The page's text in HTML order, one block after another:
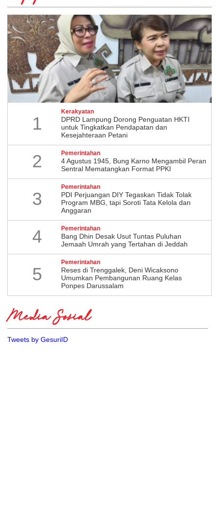
1
Kerakyatan
DPRD Lampung Dorong Penguatan HKTI
untuk Tingkatkan Pendapatan dan
Kesejahteraan Petani
2 Pemerintahan
4 Agustus 1945, Bung Karno Mengambil Peran
Sentral Mematangkan Format PPKI
3
Pemerintahan
PDI Perjuangan DIY Tegaskan Tidak Tolak
Program MBG, tapi Soroti Tata Kelola dan
Anggaran
4 Pemerintahan
Bang Dhin Desak Usut Tuntas Puluhan
Jemaah Umrah yang Tertahan di Jeddah
5
Pemerintahan
​Reses di Trenggalek, Deni Wicaksono
Umumkan Pembangunan Ruang Kelas
Ponpes Darussalam
Media Sosial
Tweets by GesuriID